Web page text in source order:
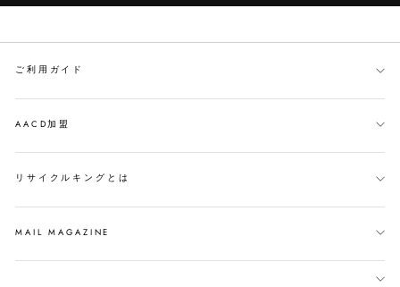
ご利用ガイド
AACD加盟
リサイクルキングとは
MAIL MAGAZINE